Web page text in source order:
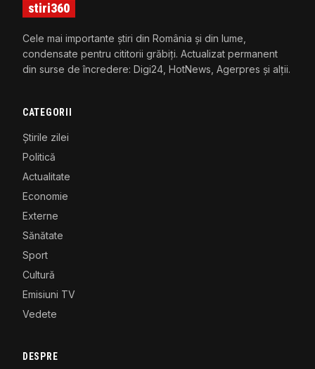
stiri360
Cele mai importante știri din România și din lume,
condensate pentru cititorii grăbiți. Actualizat permanent
din surse de încredere: Digi24, HotNews, Agerpres și alții.
CATEGORII
Știrile zilei
Politică
Actualitate
Economie
Externe
Sănătate
Sport
Cultură
Emisiuni TV
Vedete
DESPRE